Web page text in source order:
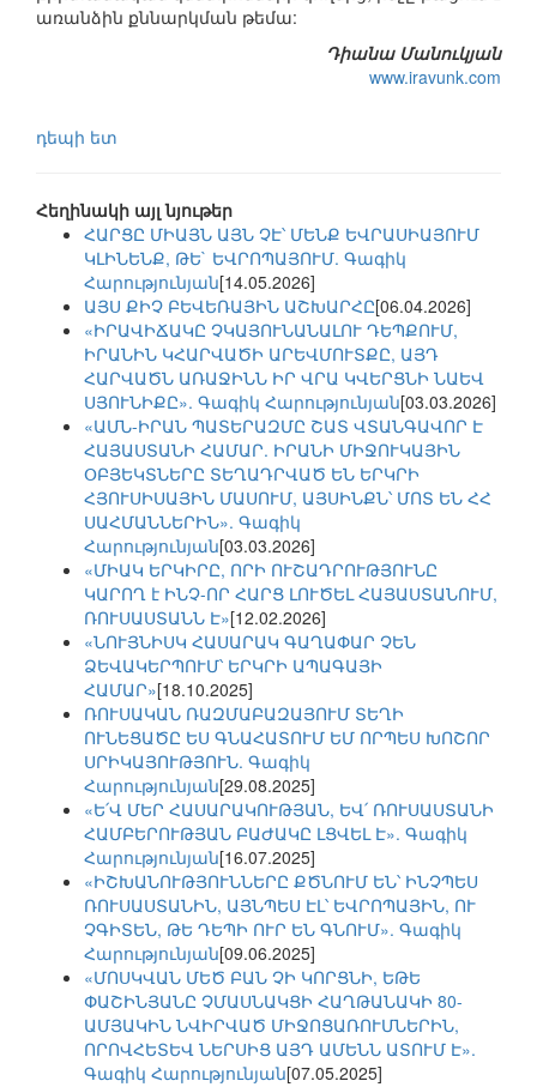
առանձին քննարկման թեմա:
Դիանա Մանուկյան
www.iravunk.com
դեպի ետ
Հեղինակի այլ նյութեր
ՀԱՐՑԸ ՄԻԱՅՆ ԱՅՆ ՉԷ՝ ՄԵՆՔ ԵՎՐԱՍԻԱՅՈՒՄ
ԿԼԻՆԵՆՔ, ԹԵ` ԵՎՐՈՊԱՅՈՒՄ. Գագիկ
Հարությունյան[14.05.2026]
ԱՅՍ ՔԻՉ ԲԵՎԵՌԱՅԻՆ ԱՇԽԱՐՀԸ[06.04.2026]
«ԻՐԱՎԻՃԱԿԸ ՉԿԱՅՈՒՆԱՆԱԼՈՒ ԴԵՊՔՈՒՄ,
ԻՐԱՆԻՆ ԿՀԱՐՎԱԾԻ ԱՐԵՎՄՈՒՏՔԸ, ԱՅԴ
ՀԱՐՎԱԾՆ ԱՌԱՋԻՆՆ ԻՐ ՎՐԱ ԿՎԵՐՑՆԻ ՆԱԵՎ
ՍՅՈՒՆԻՔԸ». Գագիկ Հարությունյան[03.03.2026]
«ԱՄՆ-ԻՐԱՆ ՊԱՏԵՐԱԶՄԸ ՇԱՏ ՎՏԱՆԳԱՎՈՐ Է
ՀԱՅԱՍՏԱՆԻ ՀԱՄԱՐ. ԻՐԱՆԻ ՄԻՋՈՒԿԱՅԻՆ
ՕԲՅԵԿՏՆԵՐԸ ՏԵՂԱԴՐՎԱԾ ԵՆ ԵՐԿՐԻ
ՀՅՈՒՍԻՍԱՅԻՆ ՄԱՍՈՒՄ, ԱՅՍԻՆՔՆ՝ ՄՈՏ ԵՆ ՀՀ
ՍԱՀՄԱՆՆԵՐԻՆ». Գագիկ
Հարությունյան[03.03.2026]
«ՄԻԱԿ ԵՐԿԻՐԸ, ՈՐԻ ՈՒՇԱԴՐՈՒԹՅՈՒՆԸ
ԿԱՐՈՂ է ԻՆՉ-ՈՐ ՀԱՐՑ ԼՈՒԾԵԼ ՀԱՅԱՍՏԱՆՈՒՄ,
ՌՈՒՍԱՍՏԱՆՆ Է»[12.02.2026]
«ՆՈՒՅՆԻՍԿ ՀԱՍԱՐԱԿ ԳԱՂԱՓԱՐ ՉԵՆ
ՁԵՎԱԿԵՐՊՈՒՄ՝ ԵՐԿՐԻ ԱՊԱԳԱՅԻ
ՀԱՄԱՐ»[18.10.2025]
ՌՈՒՍԱԿԱՆ ՌԱԶՄԱԲԱԶԱՅՈՒՄ ՏԵՂԻ
ՈՒՆԵՑԱԾԸ ԵՍ ԳՆԱՀԱՏՈՒՄ ԵՄ ՈՐՊԵՍ ԽՈՇՈՐ
ՍՐԻԿԱՅՈՒԹՅՈՒՆ. Գագիկ
Հարությունյան[29.08.2025]
«Ե՛Վ ՄԵՐ ՀԱՍԱՐԱԿՈՒԹՅԱՆ, ԵՎ՛ ՌՈՒՍԱՍՏԱՆԻ
ՀԱՄԲԵՐՈՒԹՅԱՆ ԲԱԺԱԿԸ ԼՑՎԵԼ Է». Գագիկ
Հարությունյան[16.07.2025]
«ԻՇԽԱՆՈՒԹՅՈՒՆՆԵՐԸ ՔԾՆՈՒՄ ԵՆ՝ ԻՆՉՊԵՍ
ՌՈՒՍԱՍՏԱՆԻՆ, ԱՅՆՊԵՍ ԷԼ՝ ԵՎՐՈՊԱՅԻՆ, ՈՒ
ՉԳԻՏԵՆ, ԹԵ ԴԵՊԻ ՈՒՐ ԵՆ ԳՆՈՒՄ». Գագիկ
Հարությունյան[09.06.2025]
«ՄՈՍԿՎԱՆ ՄԵԾ ԲԱՆ ՉԻ ԿՈՐՑՆԻ, ԵԹԵ
ՓԱՇԻՆՅԱՆԸ ՉՄԱՍՆԱԿՑԻ ՀԱՂԹԱՆԱԿԻ 80-
ԱՄՅԱԿԻՆ ՆՎԻՐՎԱԾ ՄԻՋՈՑԱՌՈՒՄՆԵՐԻՆ,
ՈՐՈՎՀԵՏԵՎ ՆԵՐՍԻՑ ԱՅԴ ԱՄԵՆՆ ԱՏՈՒՄ Է».
Գագիկ Հարությունյան[07.05.2025]